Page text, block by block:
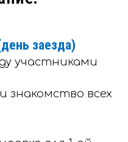
заезда)
участниками
знакомство всех